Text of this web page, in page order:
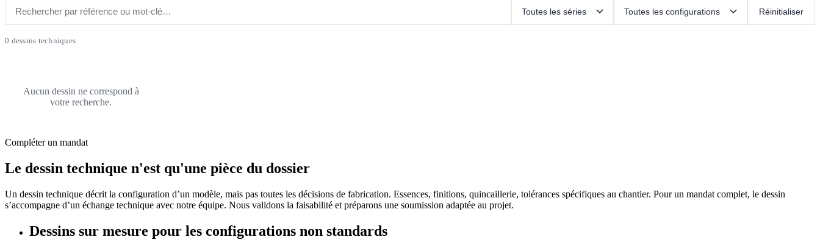
Réinitialiser
0 dessins techniques
Aucun dessin ne correspond à
votre recherche.
Compléter un mandat
Le dessin technique n'est qu'une pièce du dossier
Un dessin technique décrit la configuration d’un modèle, mais pas toutes les décisions de fabrication. Essences, finitions, quincaillerie, tolérances spécifiques au chantier. Pour un mandat complet, le dessin
s’accompagne d’un échange technique avec notre équipe. Nous validons la faisabilité et préparons une soumission adaptée au projet.
Dessins sur mesure pour les configurations non standards